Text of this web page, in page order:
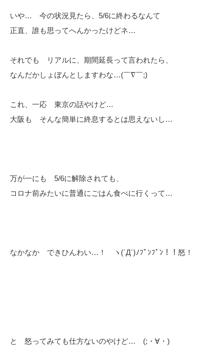
いや… 今の状況見たら、5/6に終わるなんて
正直、誰も思ってへんかったけどネ…
それでも リアルに、期間延長って言われたら、
なんだかしょぼんとしますわな…(￣∇￣;)
これ、一応 東京の話やけど…
大阪も そんな簡単に終息するとは思えないし…
万が一にも 5/6に解除されても、
コロナ前みたいに普通にごはん食べに行くって…
なかなか できひんわい…！ ヽ(`Д´)ﾉﾌﾟﾝﾌﾟﾝ！！怒！
と 怒ってみても仕方ないのやけど… (;・∀・)